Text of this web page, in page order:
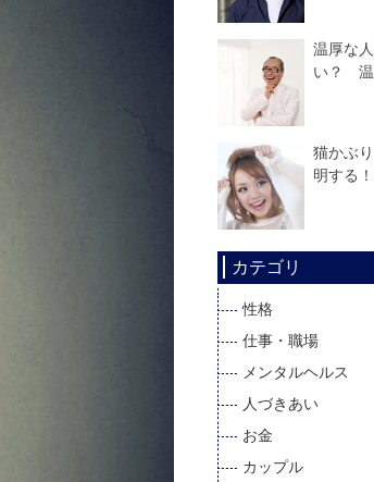
温厚な
い？ 温
猫かぶ
明する！
カテゴリ
性格
仕事・職場
メンタルヘルス
人づきあい
お金
カップル